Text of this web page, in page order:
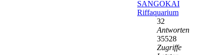
SANGOKAI
Riffaquarium
32
Antworten
35528
Zugriffe